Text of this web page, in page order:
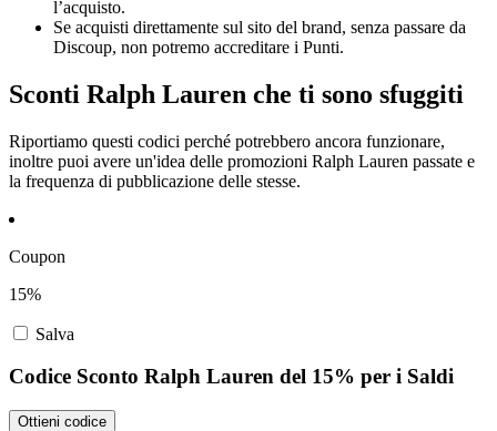
l’acquisto.
Se acquisti direttamente sul sito del brand, senza passare da
Discoup, non potremo accreditare i Punti.
Sconti Ralph Lauren che ti sono sfuggiti
Riportiamo questi codici perché potrebbero ancora funzionare,
inoltre puoi avere un'idea delle promozioni Ralph Lauren passate e
la frequenza di pubblicazione delle stesse.
Coupon
15%
Salva
Codice Sconto Ralph Lauren del 15% per i Saldi
Ottieni codice